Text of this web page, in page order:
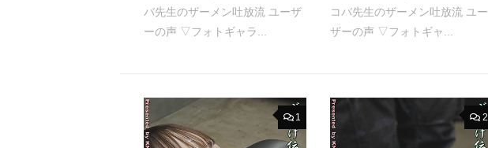
バ先生のザーメン吐放流 ユーザ
ーの声 ▽フォトギャラ...
コバ先生のザーメン吐放流 ユー
ザーの声 ▽フォトギャ...
1 2